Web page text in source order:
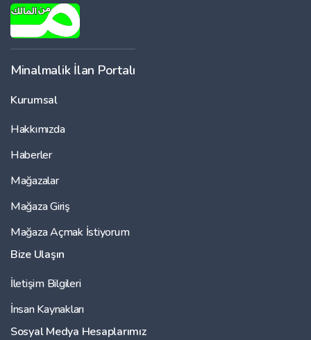
Minalmalik İlan Portalı
Kurumsal
Hakkımızda
Haberler
Mağazalar
Mağaza Giriş
Mağaza Açmak İstiyorum
Bize Ulaşın
İletişim Bilgileri
İnsan Kaynakları
Sosyal Medya Hesaplarımız